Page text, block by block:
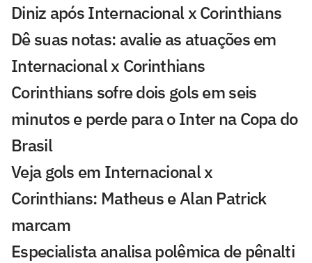
Diniz após Internacional x Corinthians
Dê suas notas: avalie as atuações em
Internacional x Corinthians
Corinthians sofre dois gols em seis
minutos e perde para o Inter na Copa do
Brasil
Veja gols em Internacional x
Corinthians: Matheus e Alan Patrick
marcam
Especialista analisa polêmica de pênalti